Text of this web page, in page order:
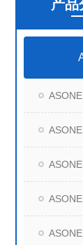
产品